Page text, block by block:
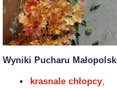
Wyniki Pucharu
krasnale chłopcy,